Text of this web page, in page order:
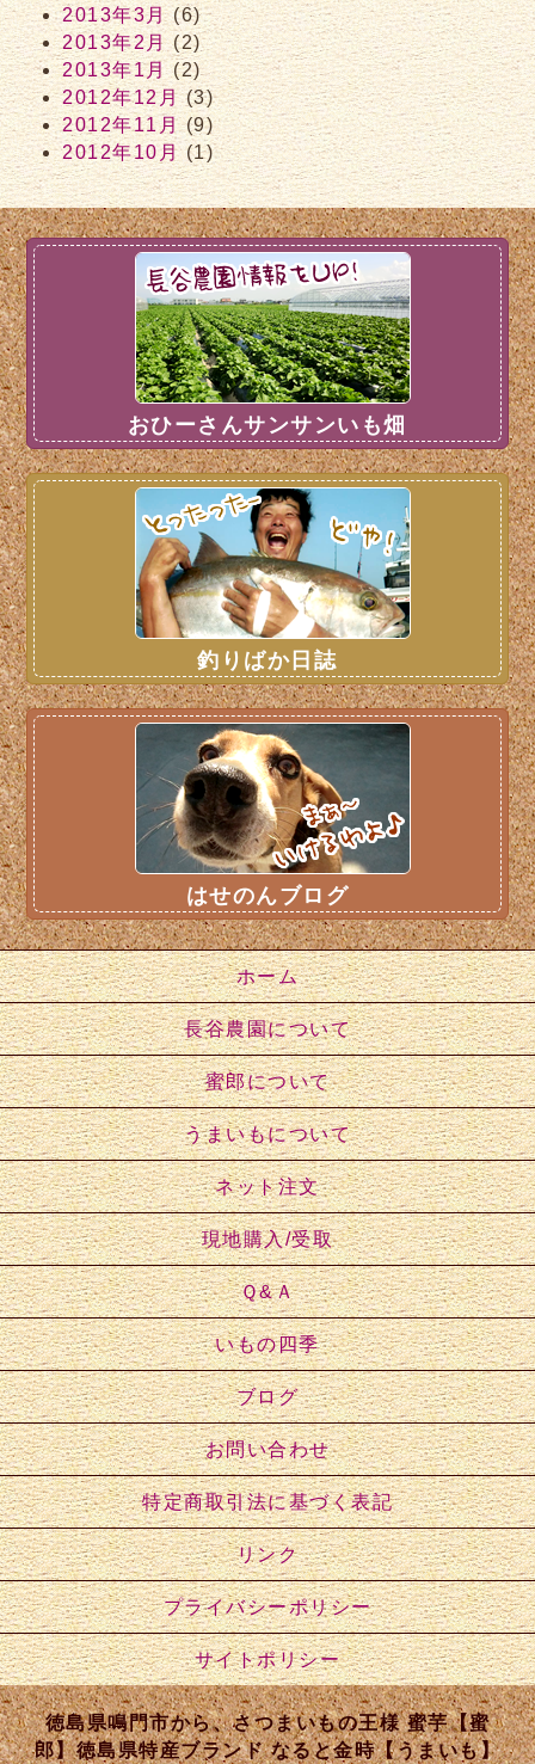
2013年3月(6)
2013年2月(2)
2013年1月(2)
2012年12月(3)
2012年11月(9)
2012年10月(1)
おひーさんサンサンいも畑
釣りばか日誌
はせのんブログ
ホーム
長谷農園について
蜜郎について
うまいもについて
ネット注文
現地購入/受取
Ｑ&Ａ
いもの四季
ブログ
お問い合わせ
特定商取引法に基づく表記
リンク
プライバシーポリシー
サイトポリシー
徳島県鳴門市から、さつまいもの王様 蜜芋【蜜
郎】徳島県特産ブランド なると金時【うまいも】